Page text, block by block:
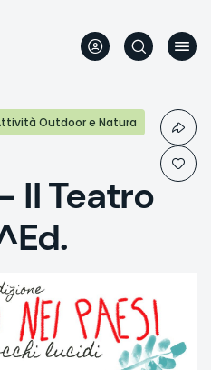
Outdoor e Natura
Il Teatro